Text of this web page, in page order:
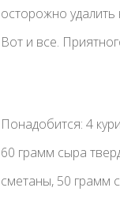
осторожно
Вот и все.
Понадобится: 4
60 грамм сыра
сметаны, 50 грамм